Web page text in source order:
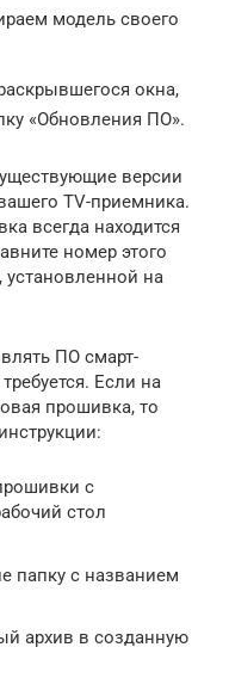
модель своего
окна,
«Обновления ПО».
версии
TV-приемника.
всегда находится
номер этого
на
ПО смарт-
Если на
прошивка, то
с
стол
папку с названием
архив в созданную